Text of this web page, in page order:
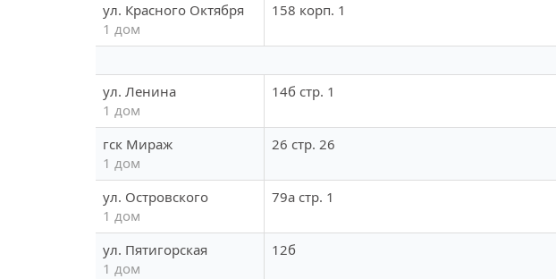
ул. Красного Октября
1 дом
158 корп. 1
ул. Ленина
1 дом
14б стр. 1
гск Мираж
1 дом
26 стр. 26
ул. Островского
1 дом
79а стр. 1
ул. Пятигорская
1 дом
12б